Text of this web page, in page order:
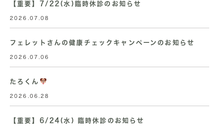
【重要】7/22(水)臨時休診のお知らせ
2026.07.08
フェレットさんの健康チェックキャンペーンのお知らせ
2026.07.06
たろくん
2026.06.28
【重要】6/24(水) 臨時休診のお知らせ